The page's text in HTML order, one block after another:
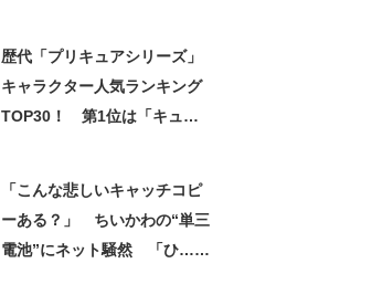
歴代「プリキュアシリーズ」
キャラクター人気ランキング
TOP30！ 第1位は「キュア
「こんな悲しいキャッチコピ
ーある？」 ちいかわの“単三
電池”にネット騒然 「ひ…人